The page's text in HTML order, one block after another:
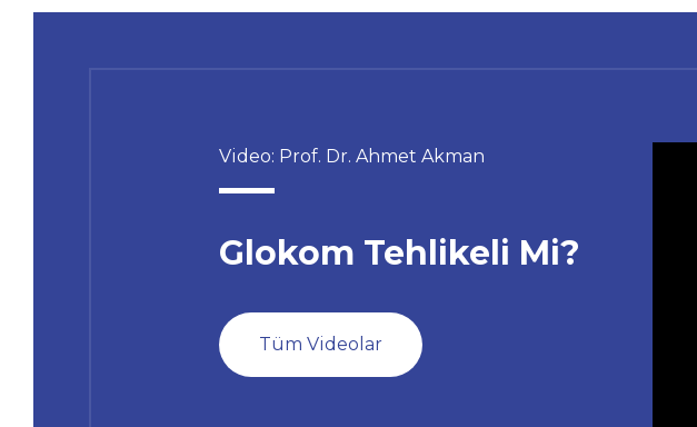
Video: Prof. Dr. Ahmet Akman
Glokom Tehlikeli Mi?
Tüm Videolar